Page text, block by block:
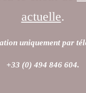
actuelle.
uniquement par
+33 (0) 494 846 604.